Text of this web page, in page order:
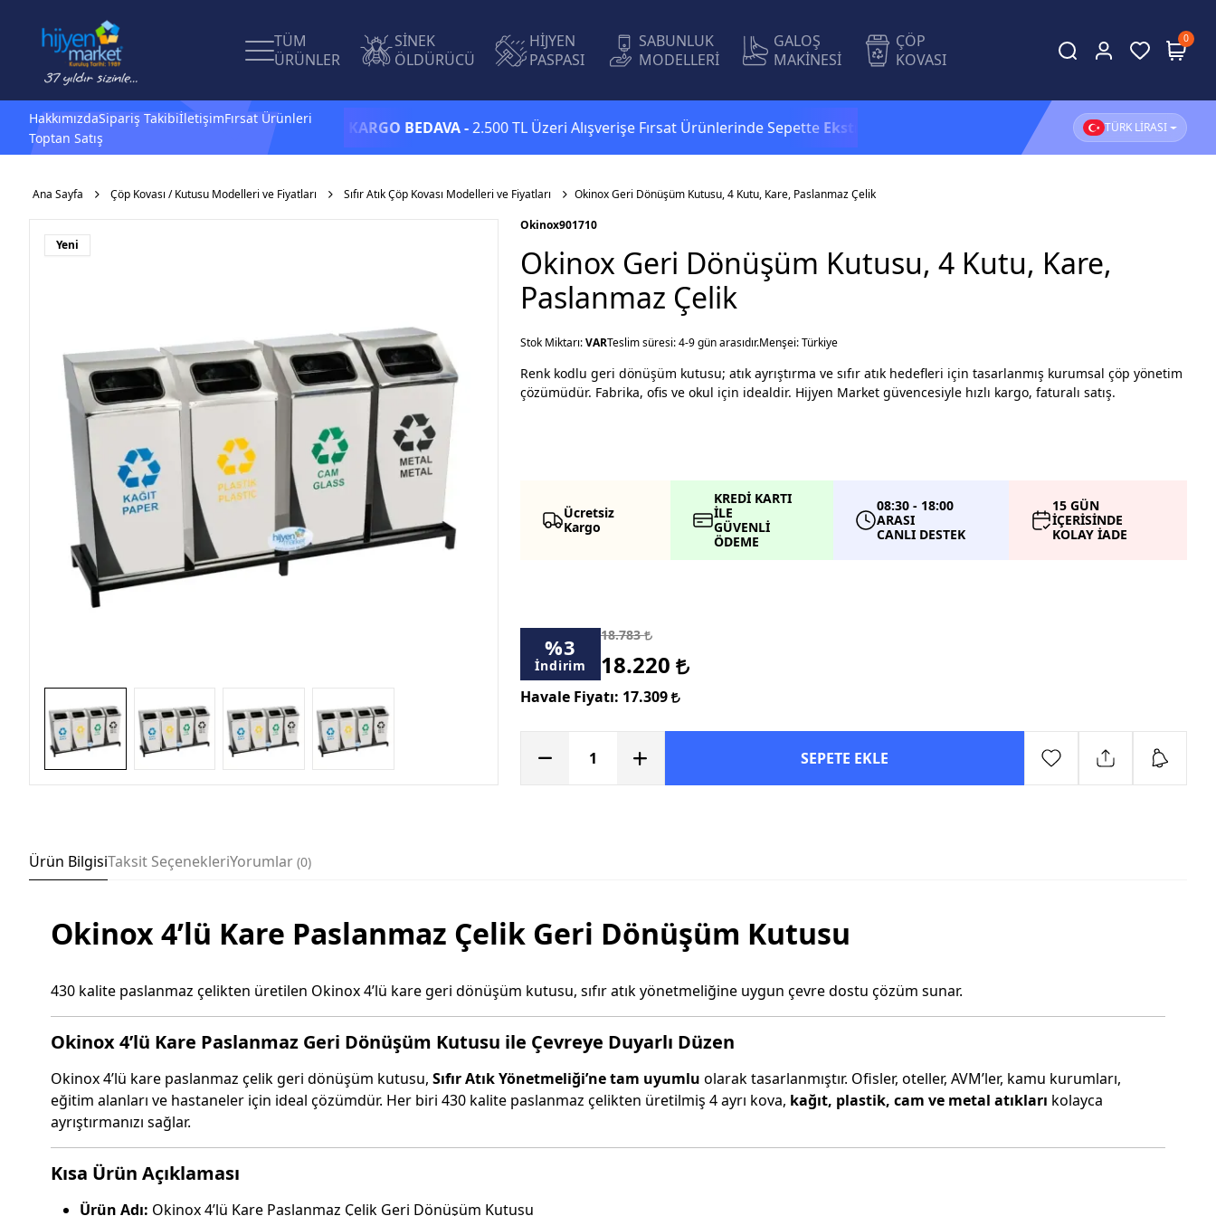
TÜM
ÜRÜNLER
SİNEK
ÖLDÜRÜCÜ
HİJYEN
PASPASI
SABUNLUK
MODELLERİ
GALOŞ
MAKİNESİ
ÇÖP
KOVASI
0
HakkımızdaSipariş TakibiİletişimFırsat Ürünleri
Toptan Satış1.500 TL ve üzeri alışverişlerinizdeKARGO BEDAVA -2.500 TL Üzeri Alışverişe Fırsat Ürünlerinde SepetteEkstra %5 İndirim! 1.500 TL ve üzeri alışverişlerinizde
TÜRK LİRASI
Ana Sayfa Çöp Kovası / Kutusu Modelleri ve Fiyatları Sıfır Atık Çöp Kovası Modelleri ve Fiyatları Okinox Geri Dönüşüm Kutusu, 4 Kutu, Kare, Paslanmaz Çelik
Yeni
Okinox901710
Okinox Geri Dönüşüm Kutusu, 4 Kutu, Kare,
Paslanmaz Çelik
Stok Miktarı:VARTeslim süresi: 4-9 gün arasıdır.Menşei: Türkiye
Renk kodlu geri dönüşüm kutusu; atık ayrıştırma ve sıfır atık hedefleri için tasarlanmış kurumsal çöp yönetim
çözümüdür. Fabrika, ofis ve okul için idealdir. Hijyen Market güvencesiyle hızlı kargo, faturalı satış.
Ücretsiz
Kargo
KREDİ KARTI
İLE
GÜVENLİ
ÖDEME
08:30 - 18:00
ARASI
CANLI DESTEK
15 GÜN
İÇERİSİNDE
KOLAY İADE
%3
İndirim
18.783
18.220
Havale Fiyatı: 17.309
SEPETE EKLE
Ürün BilgisiTaksit SeçenekleriYorumlar 0
Okinox 4’lü Kare Paslanmaz Çelik Geri Dönüşüm Kutusu
430 kalite paslanmaz çelikten üretilen Okinox 4’lü kare geri dönüşüm kutusu, sıfır atık yönetmeliğine uygun çevre dostu çözüm sunar.
Okinox 4’lü Kare Paslanmaz Geri Dönüşüm Kutusu ile Çevreye Duyarlı Düzen
Okinox 4’lü kare paslanmaz çelik geri dönüşüm kutusu, Sıfır Atık Yönetmeliği’ne tam uyumlu olarak tasarlanmıştır. Ofisler, oteller, AVM’ler, kamu kurumları,
eğitim alanları ve hastaneler için ideal çözümdür. Her biri 430 kalite paslanmaz çelikten üretilmiş 4 ayrı kova, kağıt, plastik, cam ve metal atıkları kolayca
ayrıştırmanızı sağlar.
Kısa Ürün Açıklaması
Ürün Adı: Okinox 4’lü Kare Paslanmaz Çelik Geri Dönüşüm Kutusu